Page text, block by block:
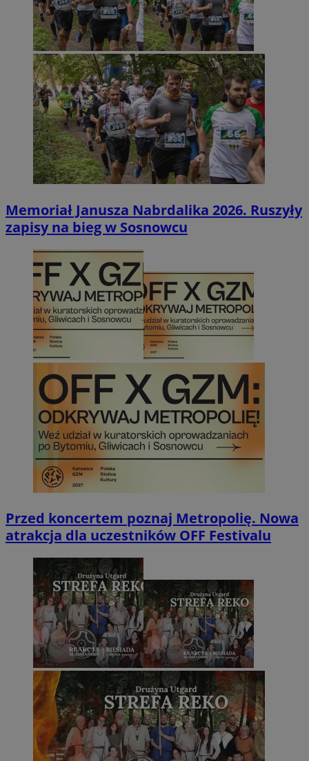
Memoriał Janusza Nabrdalika 2026. Ruszyły
zapisy na bieg w Sosnowcu
Przed koncertem poznaj Metropolię. Nowa
atrakcja dla uczestników OFF Festivalu